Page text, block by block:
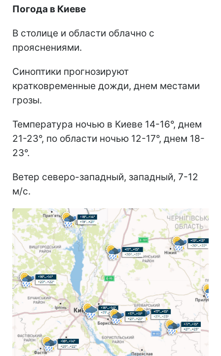
Погода в Киеве
В столице и области облачно с
прояснениями.
Синоптики прогнозируют
кратковременные дожди, днем местами
грозы.
Температура ночью в Киеве 14-16°, днем
21-23°, по области ночью 12-17°, днем 18-
23°.
Ветер северо-западный, западный, 7-12
м/с.